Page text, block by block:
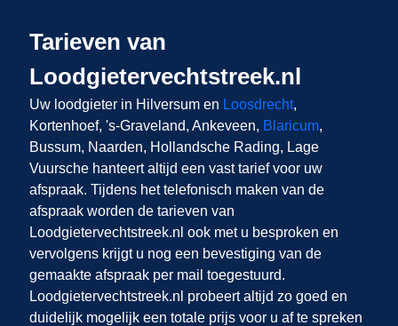
Tarieven van
Loodgietervechtstreek.nl
Uw loodgieter in Hilversum en Loosdrecht,
Kortenhoef, 's-Graveland, Ankeveen, Blaricum,
Bussum, Naarden, Hollandsche Rading, Lage
Vuursche hanteert altijd een vast tarief voor uw
afspraak. Tijdens het telefonisch maken van de
afspraak worden de tarieven van
Loodgietervechtstreek.nl ook met u besproken en
vervolgens krijgt u nog een bevestiging van de
gemaakte afspraak per mail toegestuurd.
Loodgietervechtstreek.nl probeert altijd zo goed en
duidelijk mogelijk een totale prijs voor u af te spreken